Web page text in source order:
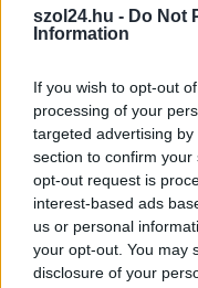
szol24.hu - Do Not
Information
If you wish to opt-out
processing of your
targeted advertising
section to confirm
opt-out request is
interest-based ads
us or personal
your opt-out. You may
disclosure of your